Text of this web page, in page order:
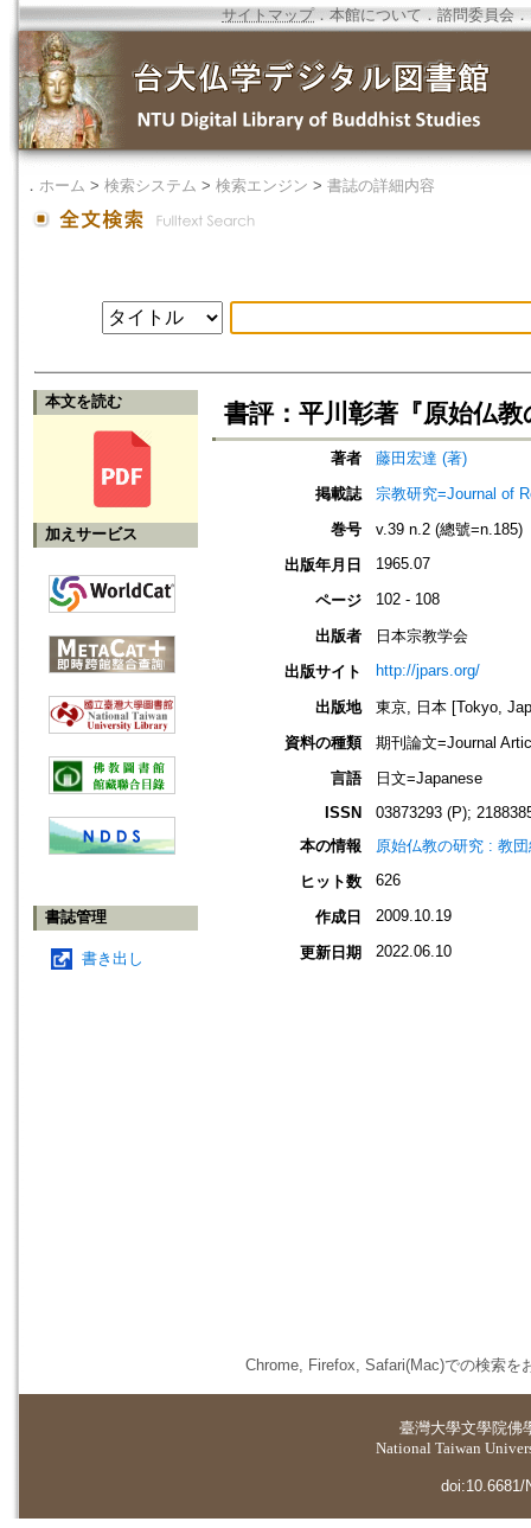
サイトマップ．本館について ． 諮問委員会 ．
． ホーム > 検索システム > 検索エンジン > 書誌の詳細内容
本文を読む
加えサービス
書誌管理
書き出し
書評：平川彰著『原始仏教
著者
藤田宏達 (著)
掲載誌
宗教研究=Journal of
巻号
v.39 n.2 (總號=n.185)
出版年月日
1965.07
ページ 102 - 108
出版者
日本宗教学会
出版サイト
http://jpars.org/
出版地
東京, 日本 [Tokyo,
資料の種類
期刊論文=Journal
言語
日文=Japanese
ISSN
03873293 (P);
本の情報
原始仏教の研究 : 教
ヒット数
626
作成日 2009.10.19
更新日期 2022.06.10
Chrome, Firefox, Safari(Mac)での検索を
臺灣大學文學院佛
National Taiwan
doi:10.6681/